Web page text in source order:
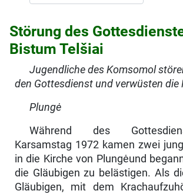
Störung des
Bistum Telšiai
Jugendliche des Komsomol
den Gottesdienst und verwüsten die
Plungė
Während des
Karsamstag 1972 kamen zwei
in die Kirche von Plungėund
die Gläubigen zu belästigen. Als
Gläubigen, mit dem